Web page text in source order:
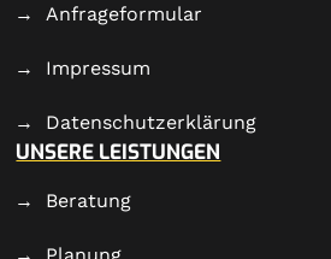
Anfrageformular
Impressum
Datenschutzerklärung
UNSERE LEISTUNGEN
Beratung